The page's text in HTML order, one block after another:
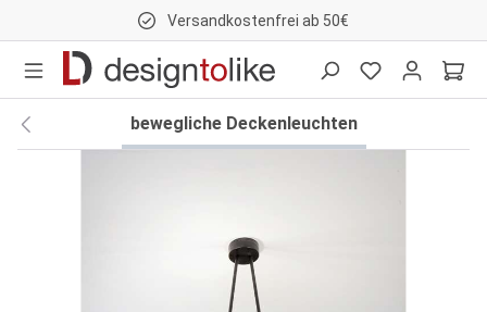
Versandkostenfrei ab 50€
bewegliche Deckenleuchten